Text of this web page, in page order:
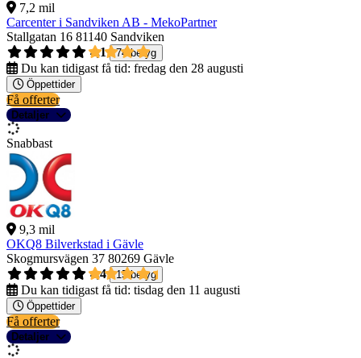
7,2 mil
Carcenter i Sandviken AB - MekoPartner
Stallgatan 16 81140 Sandviken
4,1
74 betyg
Du kan tidigast få tid: fredag den 28 augusti
Öppettider
Få offerter
Detaljer
Snabbast
9,3 mil
OKQ8 Bilverkstad i Gävle
Skogmursvägen 37 80269 Gävle
4,4
15 betyg
Du kan tidigast få tid: tisdag den 11 augusti
Öppettider
Få offerter
Detaljer